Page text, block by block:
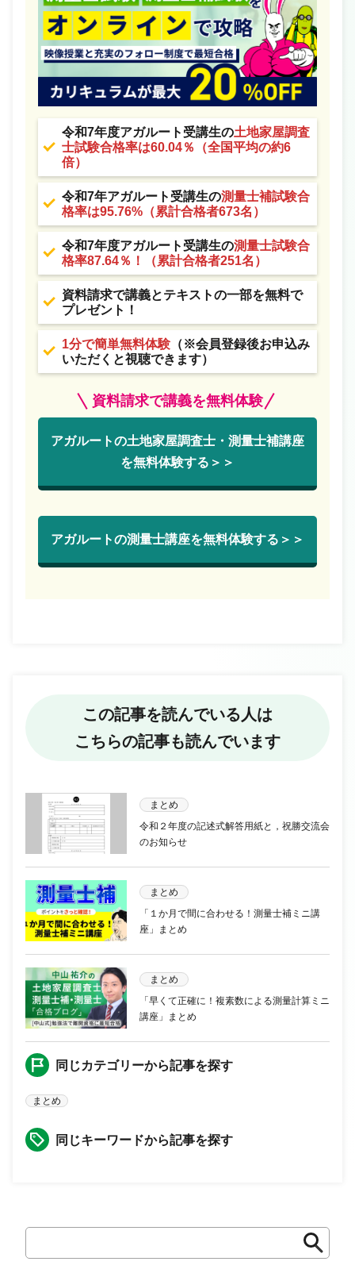
令和7年度アガルート受講生の土地家屋調査
士試験合格率は60.04％（全国平均の約6
倍）
令和7年アガルート受講生の測量士補試験合
格率は95.76%（累計合格者673名）
令和7年度アガルート受講生の測量士試験合
格率87.64％！（累計合格者251名）
資料請求で講義とテキストの一部を無料で
プレゼント！
1分で簡単無料体験 （※会員登録後お申込み
いただくと視聴できます）
資料請求で講義を無料体験
アガルートの土地家屋調査士・測量士補講座
を無料体験する＞＞
アガルートの測量士講座を無料体験する＞＞
この記事を読んでいる人は
こちらの記事も読んでいます
まとめ
令和２年度の記述式解答用紙と，祝勝交流会
のお知らせ
まとめ
「１か月で間に合わせる！測量士補ミニ講
座」まとめ
まとめ
「早くて正確に！複素数による測量計算ミニ
講座」まとめ
同じカテゴリーから記事を探す
まとめ
同じキーワードから記事を探す
索
検